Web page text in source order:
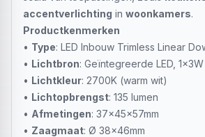
accentverlichting in woonkamers.
Productkenmerken
• Type: LED Inbouw Trimless Linear
• Lichtbron: Geïntegreerde LED, 1x3W
• Lichtkleur: 2700K (warm wit)
• Lichtopbrengst: 135 lumen
• Afmetingen: 37x45x57mm
• Zaagmaat: Ø 38x46mm